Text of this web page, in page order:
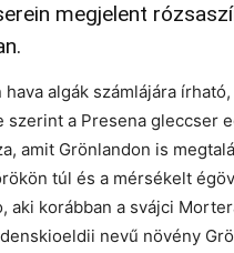
megjelent
algák számlájára
szerint a Presena gleccser
amit Grönlandon is
túl és a mérsékelt
aki korábban a svájci
nevű növény